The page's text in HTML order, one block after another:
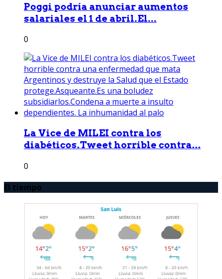
Poggi podría anunciar aumentos
salariales el 1 de abril.El...
0
La Vice de MILEI contra los
diabéticos.Tweet horrible contra...
0
El tiempo